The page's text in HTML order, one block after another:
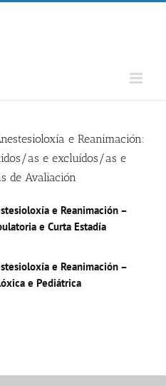
e Reanimación:
as e excluídos/as e
de Avaliación
e Reanimación –
e Curta Estadía
e Reanimación –
e Pediátrica